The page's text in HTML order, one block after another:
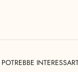
POTREBBE